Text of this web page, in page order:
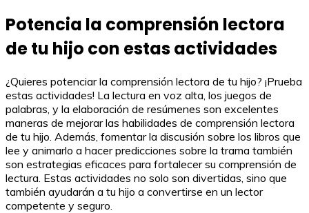
Potencia la comprensión lectora
de tu hijo con estas actividades
¿Quieres potenciar la comprensión lectora de tu hijo? ¡Prueba
estas actividades! La lectura en voz alta, los juegos de
palabras, y la elaboración de resúmenes son excelentes
maneras de mejorar las habilidades de comprensión lectora
de tu hijo. Además, fomentar la discusión sobre los libros que
lee y animarlo a hacer predicciones sobre la trama también
son estrategias eficaces para fortalecer su comprensión de
lectura. Estas actividades no solo son divertidas, sino que
también ayudarán a tu hijo a convertirse en un lector
competente y seguro.